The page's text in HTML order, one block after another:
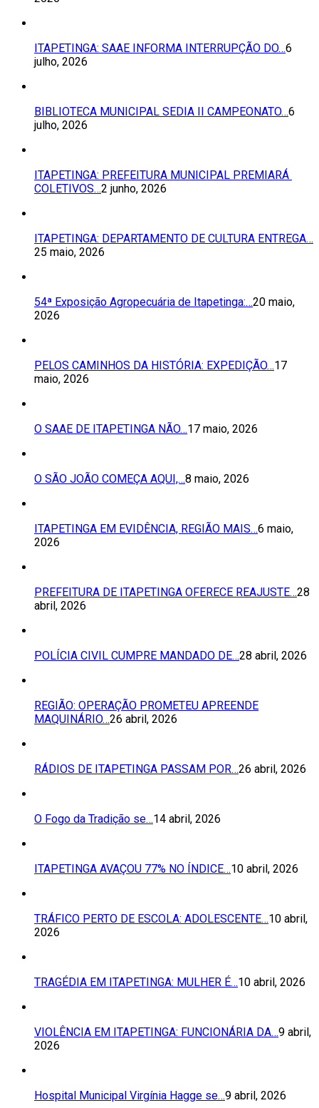
ITAPETINGA: SAAE INFORMA INTERRUPÇÃO DO…6
julho, 2026
BIBLIOTECA MUNICIPAL SEDIA II CAMPEONATO…6
julho, 2026
ITAPETINGA: PREFEITURA MUNICIPAL PREMIARÁ
COLETIVOS…2 junho, 2026
ITAPETINGA: DEPARTAMENTO DE CULTURA ENTREGA…
25 maio, 2026
54ª Exposição Agropecuária de Itapetinga:…20 maio,
2026
PELOS CAMINHOS DA HISTÓRIA: EXPEDIÇÃO…17
maio, 2026
O SAAE DE ITAPETINGA NÃO…17 maio, 2026
O SÃO JOÃO COMEÇA AQUI,…8 maio, 2026
ITAPETINGA EM EVIDÊNCIA, REGIÃO MAIS…6 maio,
2026
PREFEITURA DE ITAPETINGA OFERECE REAJUSTE…28
abril, 2026
POLÍCIA CIVIL CUMPRE MANDADO DE…28 abril, 2026
REGIÃO: OPERAÇÃO PROMETEU APREENDE
MAQUINÁRIO…26 abril, 2026
RÁDIOS DE ITAPETINGA PASSAM POR…26 abril, 2026
O Fogo da Tradição se…14 abril, 2026
ITAPETINGA AVAÇOU 77% NO ÍNDICE…10 abril, 2026
TRÁFICO PERTO DE ESCOLA: ADOLESCENTE…10 abril,
2026
TRAGÉDIA EM ITAPETINGA: MULHER É…10 abril, 2026
VIOLÊNCIA EM ITAPETINGA: FUNCIONÁRIA DA…9 abril,
2026
Hospital Municipal Virgínia Hagge se…9 abril, 2026